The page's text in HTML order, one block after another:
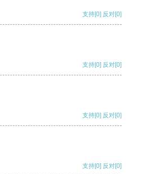
支持[0] 反对[0]
支持[0] 反对[0]
支持[0] 反对[0]
支持[0] 反对[0]